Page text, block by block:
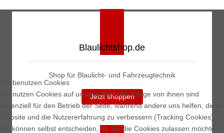
Blaulichtshop.de
Shop für Blaulicht- und Fahrzeugtechnik
Jetzt shoppen
Wir benutzen Cookies
Wir nutzen Cookies auf unserer Website. Einige von ihnen sind
essenziell für den Betrieb der Seite, während andere uns helfen, diese
Website und die Nutzererfahrung zu verbessern (Tracking Cookies).
Sie können selbst entscheiden, ob Sie die Cookies zulassen möchten.